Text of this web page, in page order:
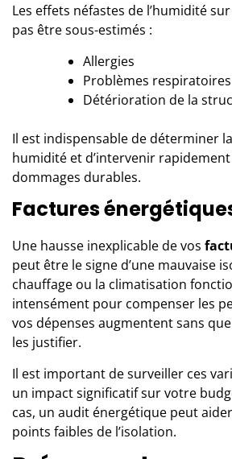
Les effets néfastes de l’humidité
pas être sous-estimés :
Allergies
Problèmes respiratoires
Détérioration de la
Il est indispensable de déterminer
humidité et d’intervenir
dommages durables.
Factures
Une hausse inexplicable de vos
peut être le signe d’une mauvaise
chauffage ou la climatisation
intensément pour compenser les
vos dépenses augmentent sans
les justifier.
Il est important de surveiller ces
un impact significatif sur votre
cas, un audit énergétique peut
points faibles de l’isolation.